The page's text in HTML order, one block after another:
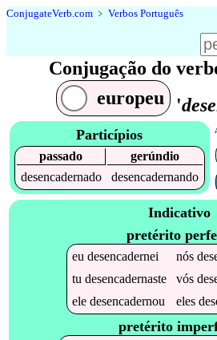
ConjugateVerb.com ﹥ Verbos Português
Conjugação do
europeu
'
Particípios
passado
gerúndio
desencadernado
desencadernando
Indicativo
pretérito
eudesencadernei nós
tudesencadernaste vós
eledesencadernou eles
pretérito